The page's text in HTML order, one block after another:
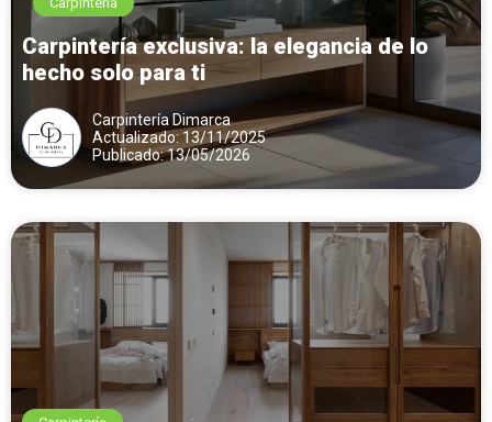
Carpintería exclusiva: la elegancia de lo
hecho solo para ti
Carpintería Dimarca
Actualizado: 13/11/2025
Publicado: 13/05/2026